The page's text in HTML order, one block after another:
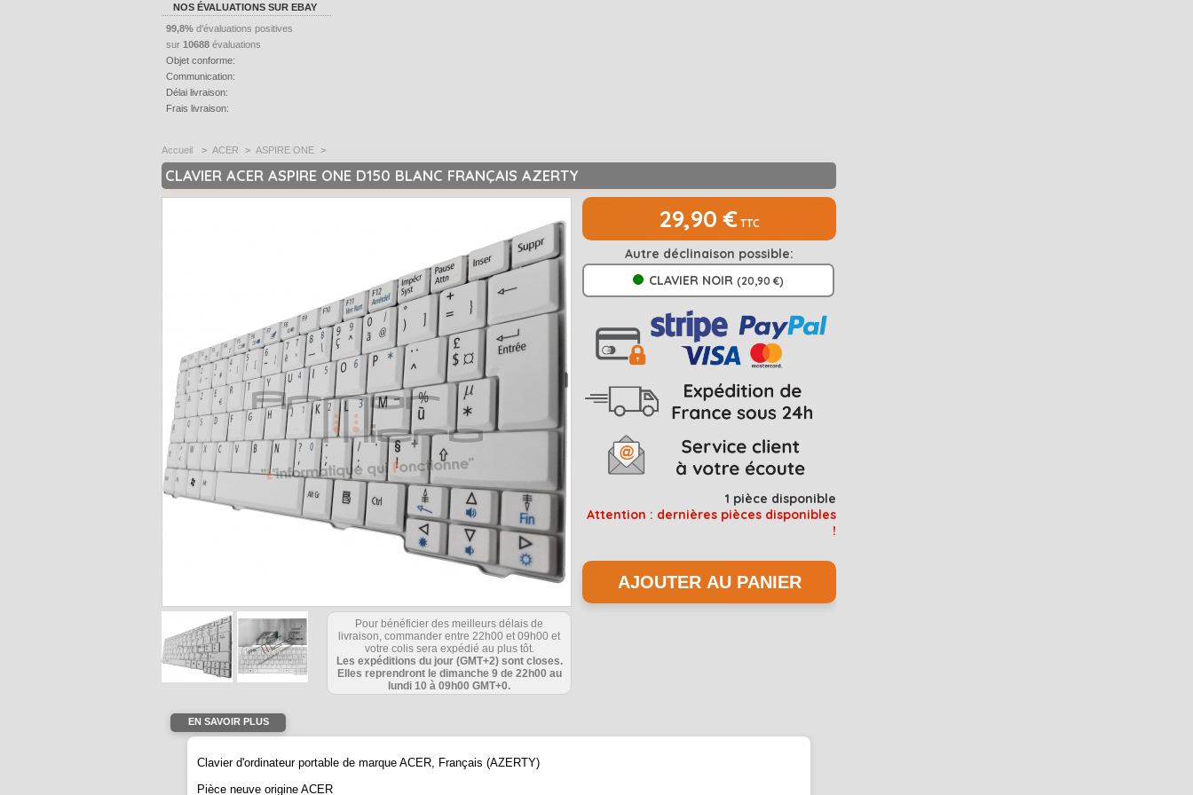
NOS ÉVALUATIONS SUR EBAY
99,8% d'évaluations positives
sur 10688 évaluations
Objet conforme:
Communication:
Délai livraison:
Frais livraison:
Accueil > ACER > ASPIRE ONE >
CLAVIER ACER ASPIRE ONE D150 BLANC FRANÇAIS AZERTY
Pour bénéficier des meilleurs délais de
livraison, commander entre 22h00 et 09h00 et
votre colis sera expédié au plus tôt.
Les expéditions du jour (GMT+2) sont closes.
Elles reprendront le dimanche 9 de 22h00 au
lundi 10 à 09h00 GMT+0.
29,90 € TTC
Autre déclinaison possible:
CLAVIER NOIR (20,90 €)
1 pièce disponible
Attention : dernières pièces disponibles
!
EN SAVOIR PLUS
Clavier d'ordinateur portable de marque ACER, Français (AZERTY)
Pièce neuve origine ACER